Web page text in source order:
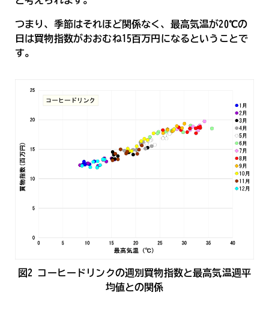
つまり、季節はそれほど関係なく、最高気温が20℃の
日は買物指数がおおむね15百万円になるということで
す。
図2_コーヒードリンクの週別買物指数と最高気温週平
均値との関係